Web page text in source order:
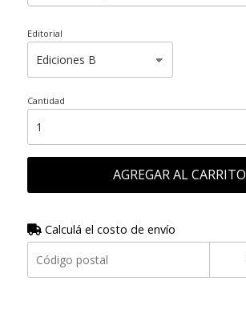
Editorial
Cantidad
AGREGAR AL CARRITO
Calculá el costo de envío